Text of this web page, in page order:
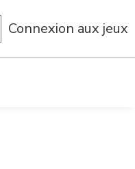
Connexion aux jeux